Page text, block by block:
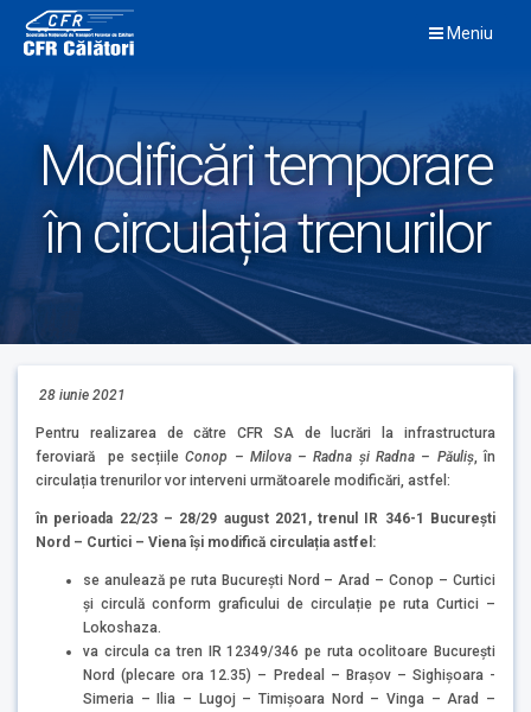
content
Meniu
Modificări temporare
în circulația trenurilor
28 iunie 2021
Pentru realizarea de către CFR SA de lucrări la infrastructura
feroviară pe secțiileConop – Milova – Radna și Radna – Păuliș, în
circulația trenurilor vor interveni următoarele modificări, astfel:
în perioada 22/23– 28/29 august 2021, trenul IR 346-1
București
Nord – Curtici – Viena își modifică circulația astfel:
se anulează pe ruta București Nord – Arad – Conop – Curtici
și circulă conform graficului de circulație pe ruta Curtici –
Lokoshaza.
va circula ca tren IR 12349/346 pe ruta ocolitoare București
Nord (plecare ora 12.35) – Predeal – Brașov – Sighișoara -
Simeria – Ilia – Lugoj – Timișoara Nord – Vinga – Arad –